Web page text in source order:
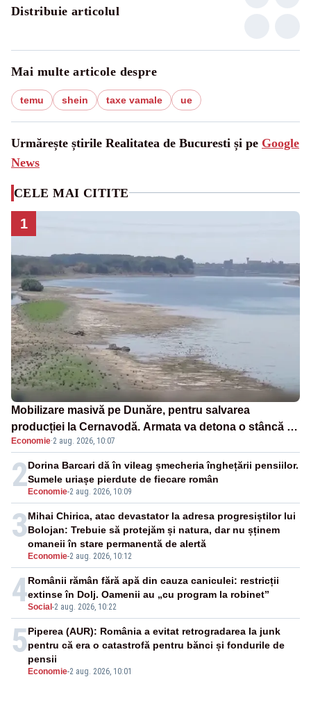
Distribuie articolul
Mai multe articole despre
temu shein taxe vamale ue
Urmărește știrile Realitatea de Bucuresti și pe Google
News
CELE MAI CITITE
1
Mobilizare masivă pe Dunăre, pentru salvarea
producției la Cernavodă. Armata va detona o stâncă și
va devia apa fluviului - IMAGINI AERIENE
Economie·2 aug. 2026, 10:07
2 Economie-2 aug. 2026, 10:09
Dorina Barcari dă în vileag șmecheria înghețării pensiilor.
Sumele uriașe pierdute de fiecare român
3
Economie-2 aug. 2026, 10:12
Mihai Chirica, atac devastator la adresa progresiștilor lui
Bolojan: Trebuie să protejăm și natura, dar nu șținem
omaneii în stare permanentă de alertă
4Social -2 aug. 2026, 10:22
Românii rămân fără apă din cauza caniculei: restricții
extinse în Dolj. Oamenii au „cu program la robinet”
5
Economie-2 aug. 2026, 10:01
Piperea (AUR): România a evitat retrogradarea la junk
pentru că era o catastrofă pentru bănci și fondurile de
pensii